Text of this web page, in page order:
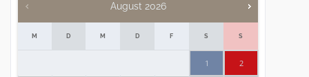
August 2026
M D M D F S S
1 2